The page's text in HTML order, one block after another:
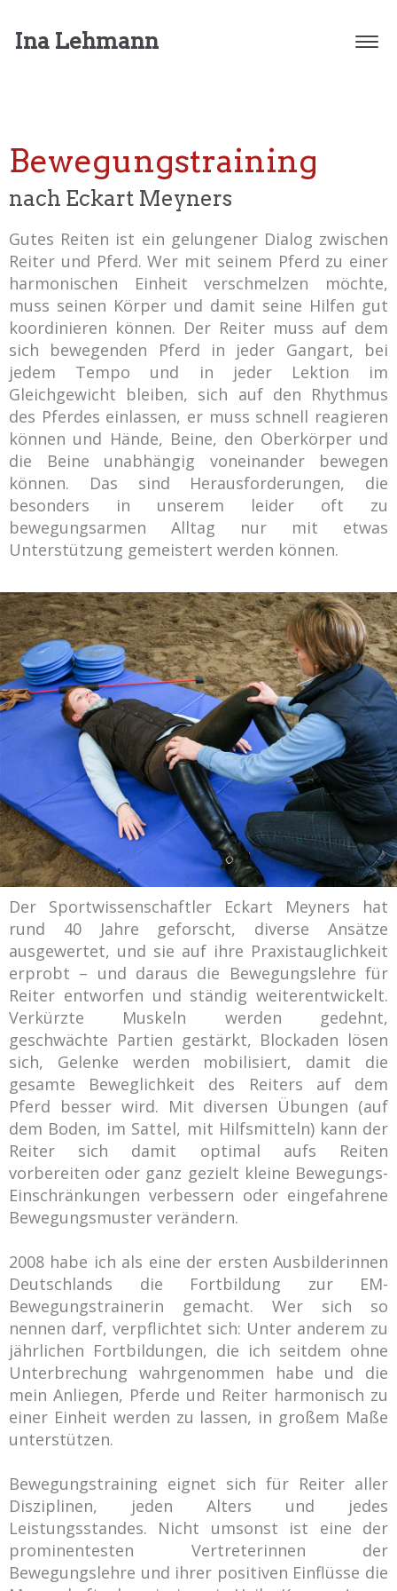
Ina Lehmann
Bewegungstraining
nach Eckart Meyners
Gutes Reiten ist ein gelungener Dialog zwischen
Reiter und Pferd. Wer mit seinem Pferd zu einer
harmonischen Einheit verschmelzen möchte,
muss seinen Körper und damit seine Hilfen gut
koordinieren können. Der Reiter muss auf dem
sich bewegenden Pferd in jeder Gangart, bei
jedem Tempo und in jeder Lektion im
Gleichgewicht bleiben, sich auf den Rhythmus
des Pferdes einlassen, er muss schnell reagieren
können und Hände, Beine, den Oberkörper und
die Beine unabhängig voneinander bewegen
können. Das sind Herausforderungen, die
besonders in unserem leider oft zu
bewegungsarmen Alltag nur mit etwas
Unterstützung gemeistert werden können.
Der Sportwissenschaftler Eckart Meyners hat
rund 40 Jahre geforscht, diverse Ansätze
ausgewertet, und sie auf ihre Praxistauglichkeit
erprobt – und daraus die Bewegungslehre für
Reiter entworfen und ständig weiterentwickelt.
Verkürzte Muskeln werden gedehnt,
geschwächte Partien gestärkt, Blockaden lösen
sich, Gelenke werden mobilisiert, damit die
gesamte Beweglichkeit des Reiters auf dem
Pferd besser wird. Mit diversen Übungen (auf
dem Boden, im Sattel, mit Hilfsmitteln) kann der
Reiter sich damit optimal aufs Reiten
vorbereiten oder ganz gezielt kleine Bewegungs-
Einschränkungen verbessern oder eingefahrene
Bewegungsmuster verändern.
2008 habe ich als eine der ersten Ausbilderinnen
Deutschlands die Fortbildung zur EM-
Bewegungstrainerin gemacht. Wer sich so
nennen darf, verpflichtet sich: Unter anderem zu
jährlichen Fortbildungen, die ich seitdem ohne
Unterbrechung wahrgenommen habe und die
mein Anliegen, Pferde und Reiter harmonisch zu
einer Einheit werden zu lassen, in großem Maße
unterstützen.
Bewegungstraining eignet sich für Reiter aller
Disziplinen, jeden Alters und jedes
Leistungsstandes. Nicht umsonst ist eine der
prominentesten Vertreterinnen der
Bewegungslehre und ihrer positiven Einflüsse die